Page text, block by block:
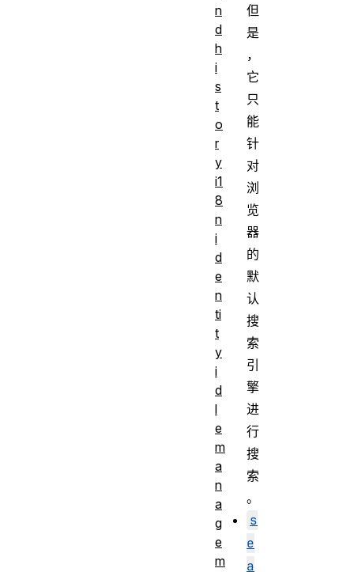
但
是
，
它
只
能
针
对
浏
览
器
的
默
认
搜
索
引
擎
进
行
搜
索
。
s
e
a
n
d
h
i
s
t
o
r
y
i1
8
n
i
d
e
n
ti
t
y
i
d
l
e
m
a
n
a
g
e
m